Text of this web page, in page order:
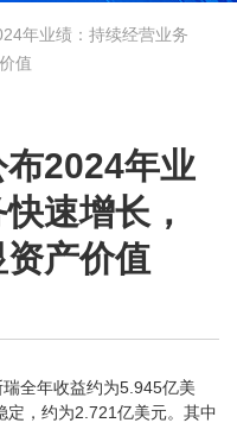
年业绩：持续经营业务
值
2024年业
速增长，
产价值
瑞全年收益约为5.945亿美
定，约为2.721亿美元。其中